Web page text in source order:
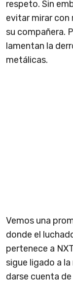
respeto. Sin
evitar mirar con
su compañera.
lamentan la
metálicas.
Vemos una
donde el
pertenece a
sigue ligado a
darse cuenta